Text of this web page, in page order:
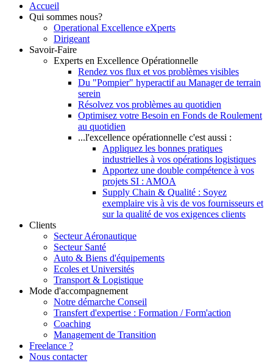
Accueil
Qui sommes nous?
Operational Excellence eXperts
Dirigeant
Savoir-Faire
Experts en Excellence Opérationnelle
Rendez vos flux et vos problèmes visibles
Du "Pompier" hyperactif au Manager de terrain
serein
Résolvez vos problèmes au quotidien
Optimisez votre Besoin en Fonds de Roulement
au quotidien
...l'excellence opérationnelle c'est aussi :
Appliquez les bonnes pratiques
industrielles à vos opérations logistiques
Apportez une double compétence à vos
projets SI : AMOA
Supply Chain & Qualité : Soyez
exemplaire vis à vis de vos fournisseurs et
sur la qualité de vos exigences clients
Clients
Secteur Aéronautique
Secteur Santé
Auto & Biens d'équipements
Ecoles et Universités
Transport & Logistique
Mode d'accompagnement
Notre démarche Conseil
Transfert d'expertise : Formation / Form'action
Coaching
Management de Transition
Freelance ?
Nous contacter